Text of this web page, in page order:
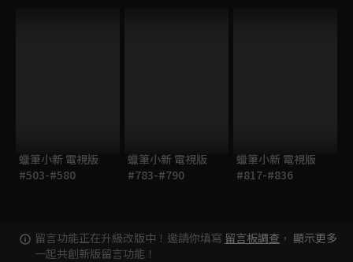
蠟筆小新 電視版
#503-#580
蠟筆小新 電視版
#783-#790
蠟筆小新 電視版
#817-#836
留言功能正在升級改版中！邀請你填寫 留言板調查 ，
一起共創新版留言功能！
顯示更多